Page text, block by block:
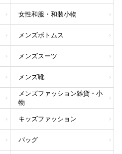
女性和服・和装小物
メンズボトムス
メンズスーツ
メンズ靴
メンズファッション雑貨・小
物
キッズファッション
バッグ